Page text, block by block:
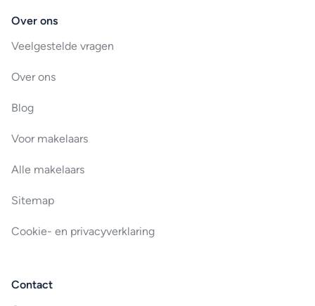
Over ons
Veelgestelde vragen
Over ons
Blog
Voor makelaars
Alle makelaars
Sitemap
Cookie- en privacyverklaring
Contact